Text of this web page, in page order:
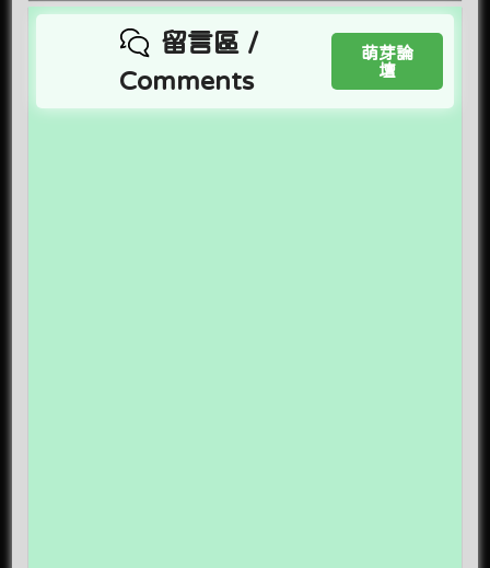
留言區 /
Comments
萌芽論
壇